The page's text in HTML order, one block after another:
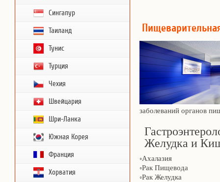
Сингапур
Таиланд
Тунис
Турция
Чехия
Швейцария
Шри-Ланка
Южная Корея
Франция
Хорватия
заболеваний органов
Желудка и
◦Ахалазия
◦Рак Пищевода
◦Рак Желудка